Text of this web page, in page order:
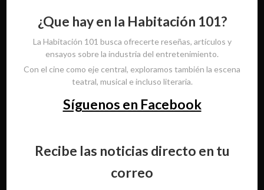
¿Que hay en la Habitación 101?
La Habitación 101 busca ofrecerte reseñas, artículos y
ensayos sobre la industria del entretenimiento.
Con el cine como eje central, exploramos también la escena
teatral, musical e incluso literaria.
Síguenos en Facebook
Recibe las noticias directo en tu
correo